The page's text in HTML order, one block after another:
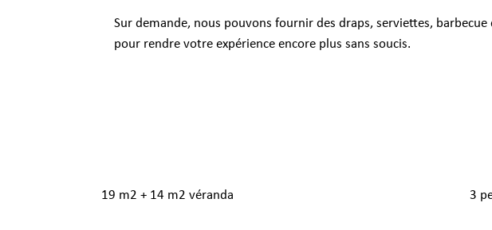
Sur demande, nous pouvons fournir des draps, serviettes,
pour rendre votre expérience encore plus sans soucis.
19 m2 + 14 m2 véranda 3